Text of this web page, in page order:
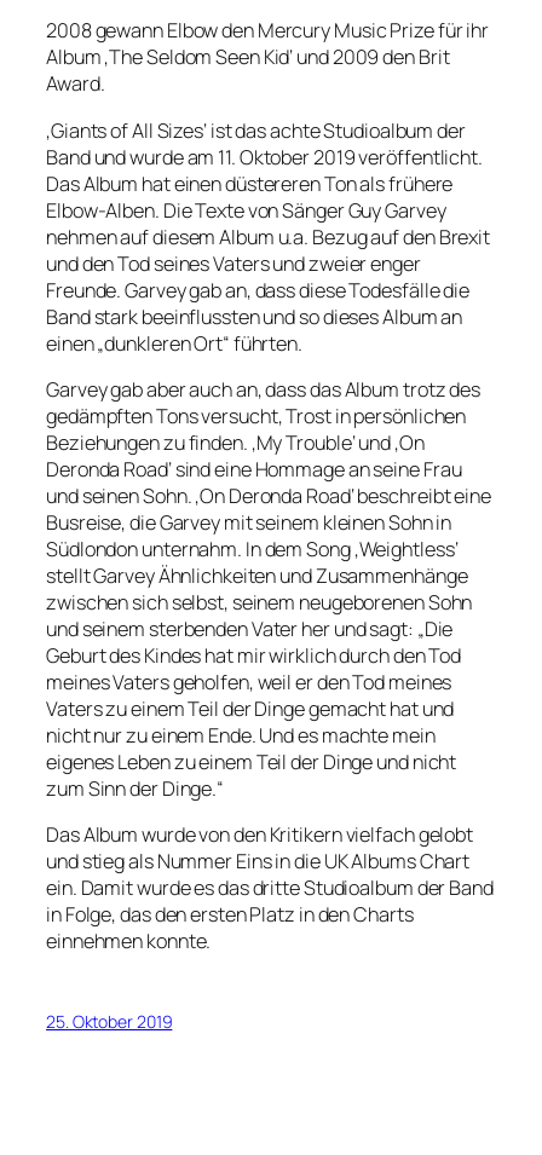
2008 gewann Elbow den Mercury Music Prize für ihr
Album ‚The Seldom Seen Kid‘ und 2009 den Brit
Award.
‚Giants of All Sizes‘ ist das achte Studioalbum der
Band und wurde am 11. Oktober 2019 veröffentlicht.
Das Album hat einen düstereren Ton als frühere
Elbow-Alben. Die Texte von Sänger Guy Garvey
nehmen auf diesem Album u.a. Bezug auf den Brexit
und den Tod seines Vaters und zweier enger
Freunde. Garvey gab an, dass diese Todesfälle die
Band stark beeinflussten und so dieses Album an
einen „dunkleren Ort“ führten.
Garvey gab aber auch an, dass das Album trotz des
gedämpften Tons versucht, Trost in persönlichen
Beziehungen zu finden. ‚My Trouble‘ und ‚On
Deronda Road‘ sind eine Hommage an seine Frau
und seinen Sohn. ‚On Deronda Road‘ beschreibt eine
Busreise, die Garvey mit seinem kleinen Sohn in
Südlondon unternahm. In dem Song ‚Weightless‘
stellt Garvey Ähnlichkeiten und Zusammenhänge
zwischen sich selbst, seinem neugeborenen Sohn
und seinem sterbenden Vater her und sagt: „Die
Geburt des Kindes hat mir wirklich durch den Tod
meines Vaters geholfen, weil er den Tod meines
Vaters zu einem Teil der Dinge gemacht hat und
nicht nur zu einem Ende. Und es machte mein
eigenes Leben zu einem Teil der Dinge und nicht
zum Sinn der Dinge.“
Das Album wurde von den Kritikern vielfach gelobt
und stieg als Nummer Eins in die UK Albums Chart
ein. Damit wurde es das dritte Studioalbum der Band
in Folge, das den ersten Platz in den Charts
einnehmen konnte.
25. Oktober 2019